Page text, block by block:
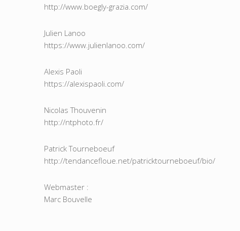
http://www.boegly-grazia.com/
Julien Lanoo
https://www.julienlanoo.com/
Alexis Paoli
https://alexispaoli.com/
Nicolas Thouvenin
http://ntphoto.fr/
Patrick Tourneboeuf
http://tendancefloue.net/patricktourneboeuf/bio/
Webmaster :
Marc Bouvelle